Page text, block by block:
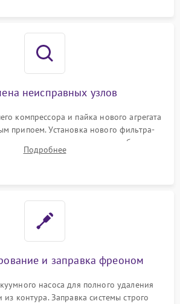
неисправных узлов
компрессора и пайка нового агрегата
припоем. Установка нового фильтра-
изношенных вентиляторов обдува,
или поврежденных дверных петель.
Подробнее
и заправка фреоном
насоса для полного удаления
из контура. Заправка системы строго